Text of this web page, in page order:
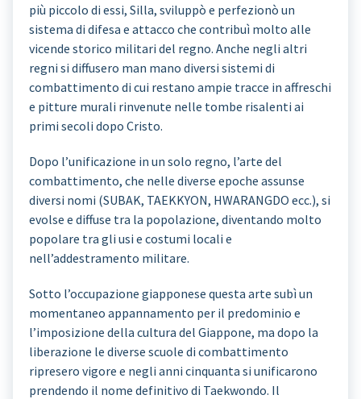
più piccolo di essi, Silla, sviluppò e perfezionò un
sistema di difesa e attacco che contribuì molto alle
vicende storico militari del regno. Anche negli altri
regni si diffusero man mano diversi sistemi di
combattimento di cui restano ampie tracce in affreschi
e pitture murali rinvenute nelle tombe risalenti ai
primi secoli dopo Cristo.
Dopo l’unificazione in un solo regno, l’arte del
combattimento, che nelle diverse epoche assunse
diversi nomi (SUBAK, TAEKKYON, HWARANGDO ecc.), si
evolse e diffuse tra la popolazione, diventando molto
popolare tra gli usi e costumi locali e
nell’addestramento militare.
Sotto l’occupazione giapponese questa arte subì un
momentaneo appannamento per il predominio e
l’imposizione della cultura del Giappone, ma dopo la
liberazione le diverse scuole di combattimento
ripresero vigore e negli anni cinquanta si unificarono
prendendo il nome definitivo di Taekwondo. Il